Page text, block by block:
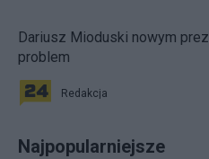
Dariusz Mioduski nowym
problem
Redakcja
Najpopularniejsze